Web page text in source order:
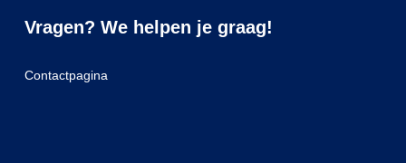
Vragen? We helpen je graag!
Contactpagina